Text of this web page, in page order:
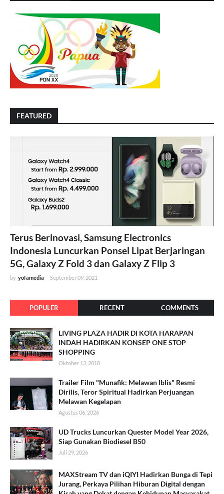
FEATURED
Terus Berinovasi, Samsung Electronics
Indonesia Luncurkan Ponsel Lipat Berjaringan
5G, Galaxy Z Fold 3 dan Galaxy Z Flip 3
by yofamedia - September 09, 2021
POPULER RECENT COMMENTS
LIVING PLAZA HADIR DI KOTA HARAPAN
INDAH HADIRKAN KONSEP ONE STOP
SHOPPING
Oktober 13, 2018
Trailer Film "Munafik: Melawan Iblis" Resmi
Dirilis, Teror Spiritual Hadirkan Perjuangan
Melawan Kegelapan
Agustus 06, 2026
UD Trucks Luncurkan Quester Model Year 2026,
Siap Gunakan Biodiesel B50
Juli 29, 2026
MAXStream TV dan iQIYI Hadirkan Bunga di Tepi
Jurang, Perkaya Pilihan Hiburan Digital dengan